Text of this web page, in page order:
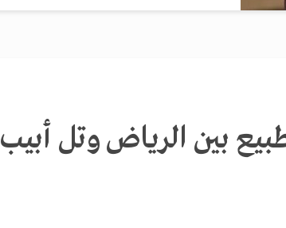
بين الرياض وتل أبيب